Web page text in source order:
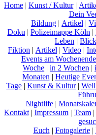
Home | Kunst / Kultur|
Dein
Bildung | Artikel |
Doku | Polizeimappe Köln |
Leben |
Fiktion | Artikel | Video |
Events am Wochenende
Woche | in 2 Wochen |
Monaten | Heutige
Tage | Kunst & Kultur|
Nightlife |
Kontakt | Impressum | Team |
Euch | Fotogalerie|